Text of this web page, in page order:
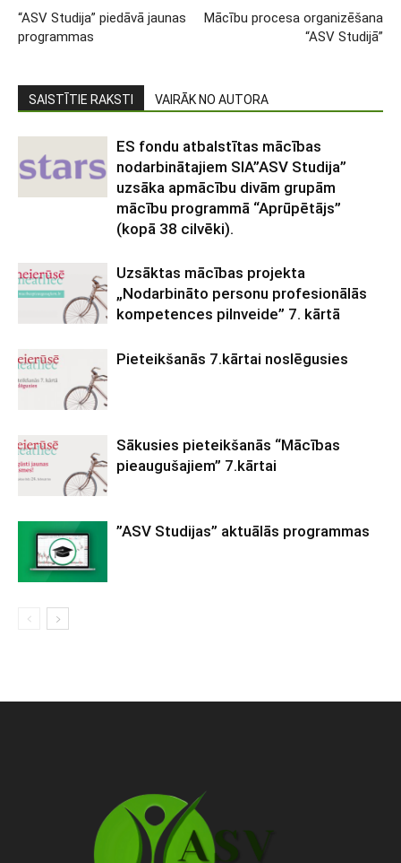
“ASV Studija” piedāvā jaunas
programmas
Mācību procesa organizēšana
“ASV Studijā”
SAISTĪTIE RAKSTI VAIRĀK NO AUTORA
ES fondu atbalstītas mācības
nodarbinātajiem SIA”ASV Studija”
uzsāka apmācību divām grupām
mācību programmā “Aprūpētājs”
(kopā 38 cilvēki).
Uzsāktas mācības projekta
„Nodarbināto personu profesionālās
kompetences pilnveide” 7. kārtā
Pieteikšanās 7.kārtai noslēgusies
Sākusies pieteikšanās “Mācības
pieaugušajiem” 7.kārtai
”ASV Studijas” aktuālās programmas